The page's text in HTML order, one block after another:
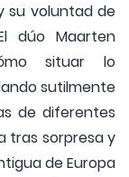
su voluntad de
dúo Maarten
situar lo
sutilmente
de diferentes
tras sorpresa y
de Europa